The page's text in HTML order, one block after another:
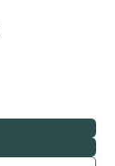
Bever
B.V.